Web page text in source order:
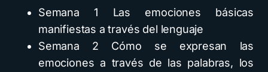
Semana 1 Las emociones básicas
manifiestas a través del lenguaje
Semana 2 Cómo se expresan las
emociones a través de las palabras, los